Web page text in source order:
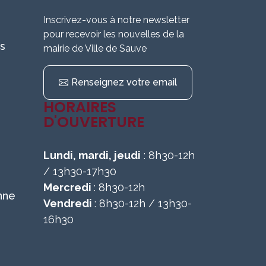
Inscrivez-vous à notre newsletter
pour recevoir les nouvelles de la
mairie de Ville de Sauve
Renseignez votre email
HORAIRES
D'OUVERTURE
Lundi, mardi, jeudi : 8h30-12h
/ 13h30-17h30
Mercredi : 8h30-12h
Vendredi : 8h30-12h / 13h30-
16h30